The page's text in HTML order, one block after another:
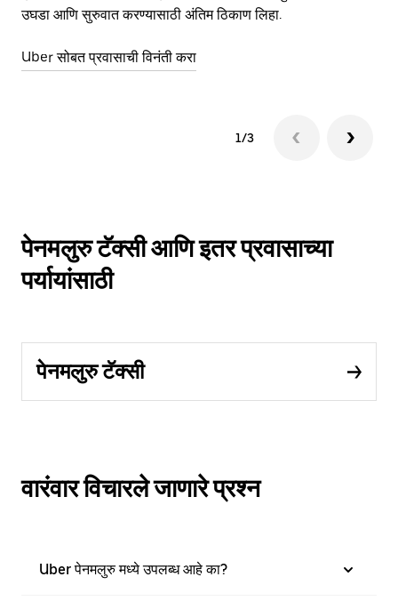
उघडा आणि सुरुवात करण्यासाठी अंतिम ठिकाण लिहा.
Uber सोबत प्रवासाची विनंती करा
1/3
पेनमलुरु टॅक्सी आणि इतर प्रवासाच्या
पर्यायांसाठी
पेनमलुरु टॅक्सी
वारंवार विचारले जाणारे प्रश्न
Uber पेनमलुरु मध्ये उपलब्ध आहे का?